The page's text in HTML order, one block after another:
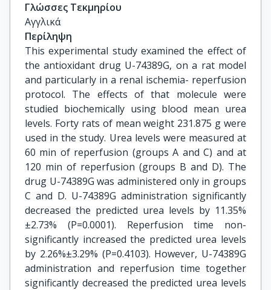
Γλώσσες Τεκμηρίου
Αγγλικά
Περίληψη
This experimental study examined the effect of
the antioxidant drug U-74389G, on a rat model
and particularly in a renal ischemia- reperfusion
protocol. The effects of that molecule were
studied biochemically using blood mean urea
levels. Forty rats of mean weight 231.875 g were
used in the study. Urea levels were measured at
60 min of reperfusion (groups A and C) and at
120 min of reperfusion (groups B and D). The
drug U-74389G was administered only in groups
C and D. U-74389G administration significantly
decreased the predicted urea levels by 11.35%
±2.73% (P=0.0001). Reperfusion time non-
significantly increased the predicted urea levels
by 2.26%±3.29% (P=0.4103). However, U-74389G
administration and reperfusion time together
significantly decreased the predicted urea levels